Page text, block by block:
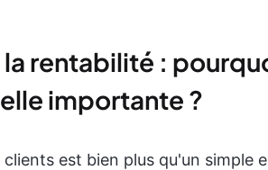
rentabilité :
importante ?
est bien plus qu'un simple